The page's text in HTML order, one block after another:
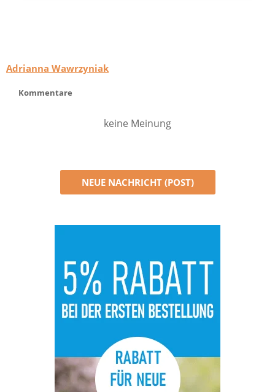
Adrianna Wawrzyniak
Kommentare
keine Meinung
NEUE NACHRICHT (POST)